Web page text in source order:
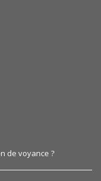
de voyance ?